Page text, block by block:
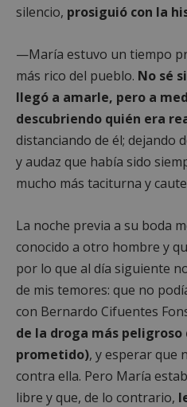
silencio, prosiguió con la
—María estuvo un tiempo
más rico del pueblo. No sé
llegó a amarle, pero a
descubriendo quién era
distanciando de él; dejando
y audaz que había sido
mucho más taciturna y
La noche previa a su boda
conocido a otro hombre y
por lo que al día siguiente
de mis temores: que no
con Bernardo Cifuentes
de la droga más peligroso
prometido), y esperar que
contra ella. Pero María
libre y que, de lo contrario,